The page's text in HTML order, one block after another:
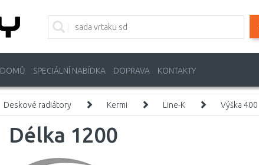
DOMŮ SPECIÁLNÍ NABÍDKA DOPRAVA KONTAKTY
Deskové radiátory Kermi Line-K Výška 400
Délka 1200